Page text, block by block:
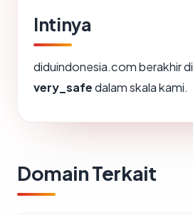
Intinya
diduindonesia.com berakhir di
very_safedalam skala kami.
Domain Terkait